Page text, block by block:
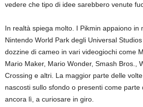
vedere che tipo di idee sarebbero venute
In realtà spiega molto. I Pikmin appaiono in
Nintendo World Park degli Universal
dozzine di cameo in vari videogiochi come
Mario Maker, Mario Wonder, Smash Bros.,
Crossing e altri. La maggior parte delle
nascosti sullo sfondo o presenti come
ancora lì, a curiosare in giro.